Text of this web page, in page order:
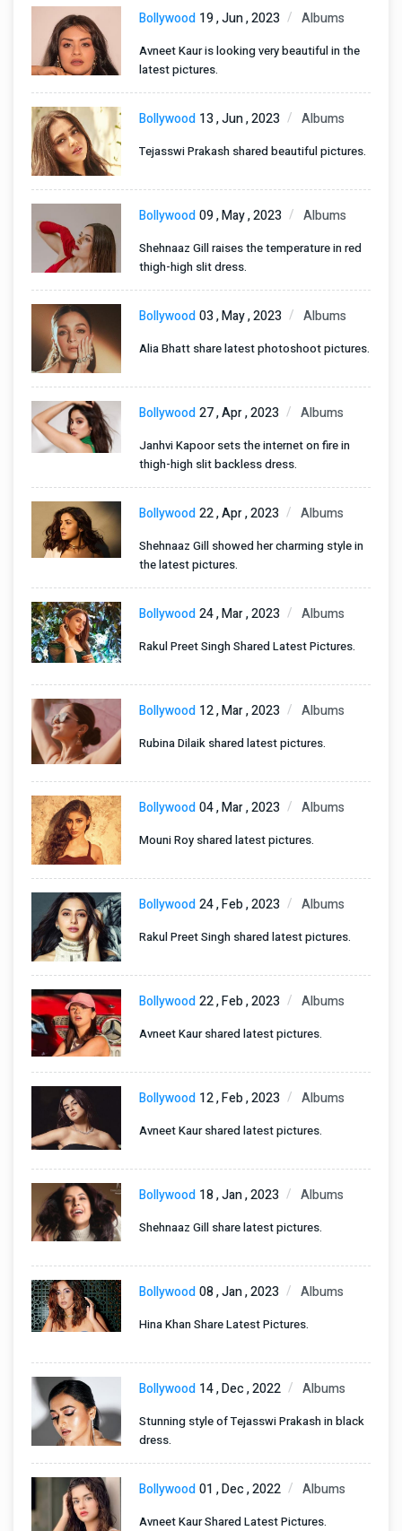
Bollywood 19 , Jun , 2023 Albums
Avneet Kaur is looking very beautiful in the
latest pictures.
Bollywood 13 , Jun , 2023 Albums
Tejasswi Prakash shared beautiful pictures.
Bollywood09 , May , 2023 Albums
Shehnaaz Gill raises the temperature in red
thigh-high slit dress.
Bollywood03 , May , 2023 Albums
Alia Bhatt share latest photoshoot pictures.
Bollywood27 , Apr , 2023 Albums
Janhvi Kapoor sets the internet on fire in
thigh-high slit backless dress.
Bollywood22 , Apr , 2023 Albums
Shehnaaz Gill showed her charming style in
the latest pictures.
Bollywood24 , Mar , 2023 Albums
Rakul Preet Singh Shared Latest Pictures.
Bollywood 12 , Mar , 2023 Albums
Rubina Dilaik shared latest pictures.
Bollywood04 , Mar , 2023 Albums
Mouni Roy shared latest pictures.
Bollywood24 , Feb , 2023 Albums
Rakul Preet Singh shared latest pictures.
Bollywood22 , Feb , 2023 Albums
Avneet Kaur shared latest pictures.
Bollywood 12 , Feb , 2023 Albums
Avneet Kaur shared latest pictures.
Bollywood 18 , Jan , 2023 Albums
Shehnaaz Gill share latest pictures.
Bollywood08 , Jan , 2023 Albums
Hina Khan Share Latest Pictures.
Bollywood 14 , Dec , 2022 Albums
Stunning style of Tejasswi Prakash in black
dress.
Bollywood01 , Dec , 2022 Albums
Avneet Kaur Shared Latest Pictures.